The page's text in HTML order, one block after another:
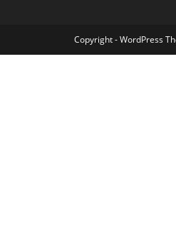
Copyright - WordPress